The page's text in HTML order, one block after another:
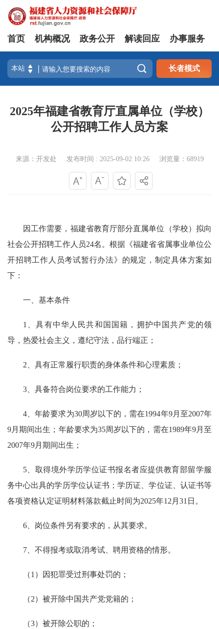
首页 机构概况 政务公开 解读回应 办事服务
 长者模式
2025年福建省教育厅直属单位（学校）
公开招聘工作人员方案
来源：开发处 发布时间 : 2025-09-02 10:26 浏览量：68919
因工作需要，福建省教育厅部分直属单位（学校）拟向
社会公开招聘工作人员24名。根据《福建省省属事业单位公
开招聘工作人员考试暂行办法》的规定，制定具体方案如
下：
一、基本条件
1、具有中华人民共和国国籍，拥护中国共产党的领
导，热爱社会主义，遵纪守法，品行端正；
2、具有正常履行职责的身体条件和心理素质；
3、具备符合岗位要求的工作能力；
4、年龄要求为30周岁以下的，需在1994年9月至2007年
9月期间出生；年龄要求为35周岁以下的，需在1989年9月至
2007年9月期间出生；
5、取得境外学历学位证书报名者应提供教育部留学服
务中心出具的学历学位认证书；学历证、学位证、认证书等
各项资格认定证明材料落款截止时间为2025年12月31日。
6、岗位条件另有要求的，从其要求。
7、不得报考或取消考试、聘用资格的情形。
（1）因犯罪受过刑事处罚的；
（2）被开除中国共产党党籍的；
（3）被开除公职的；